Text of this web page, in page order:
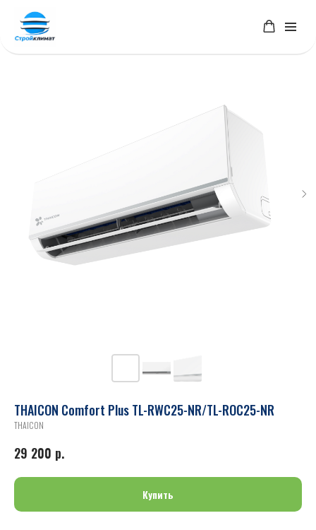
THAICON Comfort Plus TL-RWC25-NR/TL-ROC25-NR
THAICON
29 200 р.
Купить